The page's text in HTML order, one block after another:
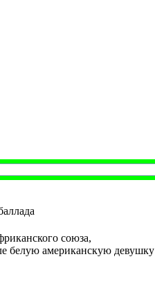
союза,
белую американскую девушку